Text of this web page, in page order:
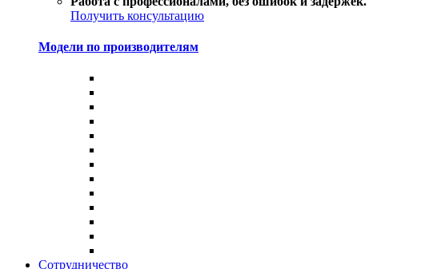
Получить консультацию
Модели по производителям
Сотрудничество